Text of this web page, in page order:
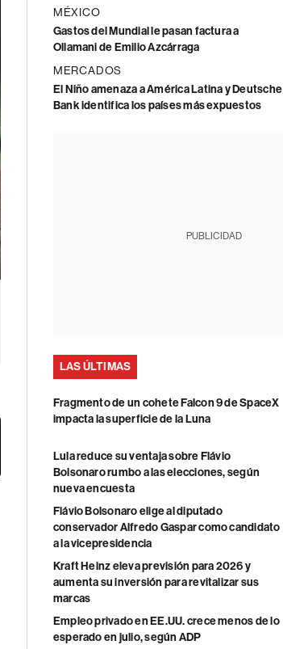
MÉXICO
Gastos del Mundial le pasan factura a
Ollamani de Emilio Azcárraga
MERCADOS
El Niño amenaza a América Latina y Deutsche
Bank identifica los países más expuestos
PUBLICIDAD
LAS ÚLTIMAS
Fragmento de un cohete Falcon 9 de SpaceX
impacta la superficie de la Luna
Lula reduce su ventaja sobre Flávio
Bolsonaro rumbo a las elecciones, según
nueva encuesta
Flávio Bolsonaro elige al diputado
conservador Alfredo Gaspar como candidato
a la vicepresidencia
Kraft Heinz eleva previsión para 2026 y
aumenta su inversión para revitalizar sus
marcas
Empleo privado en EE.UU. crece menos de lo
esperado en julio, según ADP